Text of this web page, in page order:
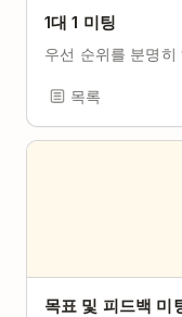
1대 1 미팅
우선 순위를 분명
목록
목표 및 피드백 미